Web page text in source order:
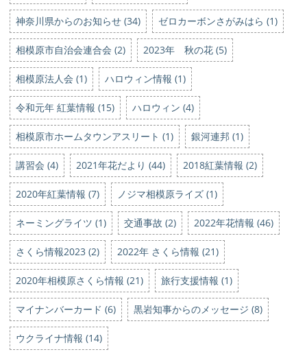
神奈川県からのお知らせ (34) ゼロカーボンさがみはら (1)
相模原市自治会連合会 (2) 2023年 秋の花 (5)
相模原法人会 (1) ハロウィン情報 (1)
令和元年 紅葉情報 (15) ハロウィン (4)
相模原市ホームタウンアスリート (1) 銀河連邦 (1)
講習会 (4) 2021年花だより (44) 2018紅葉情報 (2)
2020年紅葉情報 (7) ノジマ相模原ライズ (1)
ネーミングライツ (1) 交通事故 (2) 2022年花情報 (46)
さくら情報2023 (2) 2022年 さくら情報 (21)
2020年相模原さくら情報 (21) 旅行支援情報 (1)
マイナンバーカード (6) 黒岩知事からのメッセージ (8)
ウクライナ情報 (14)